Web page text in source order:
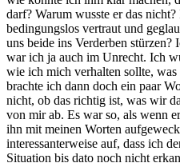
darf? Warum wusste er das
bedingungslos vertraut und
uns beide ins Verderben
war ich ja auch im Unrecht. Ich
wie ich mich verhalten sollte,
brachte ich dann doch ein paar
nicht, ob das richtig ist, was wir
von mir ab. Es war so, als wenn
ihn mit meinen Worten
interessanterweise auf, dass ich
Situation bis dato noch nicht